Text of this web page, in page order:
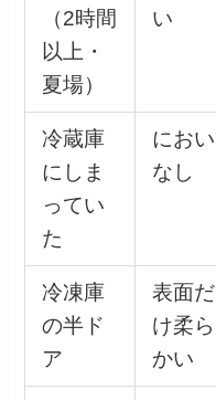
（2時間
以上・
夏場）
い
冷蔵庫
にしま
ってい
た
におい
なし
冷凍庫
の半ド
ア
表面だ
け柔ら
かい